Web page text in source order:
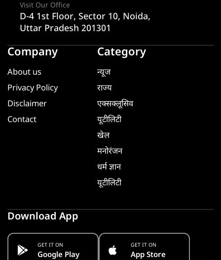
Visit Our Office
D-4 1st Floor, Sector 10, Noida,
Uttar Pradesh 201301
Company
About us
Privacy Policy
Disclaimer
Contact
Category
न्यूज
राज्य
एक्सक्लूसिव
यूटीलिटी
खेल
मनोरंजन
धर्म ज्ञान
यूटीलिटी
Download App
GET IT ON
Google Play
GET IT ON
App Store